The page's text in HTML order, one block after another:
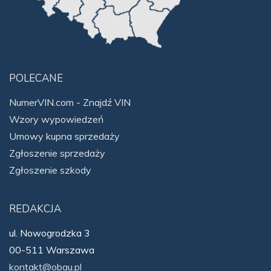
POLECANE
NumerVIN.com - Znajdź VIN
Wzory wypowiedzeń
Umowy kupna sprzedaży
Zgłoszenie sprzedaży
Zgłoszenie szkody
REDAKCJA
ul. Nowogrodzka 3
00-511 Warszawa
kontakt@obau.pl